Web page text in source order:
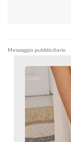
Messaggio pubblicitario